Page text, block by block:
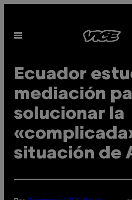
contenido
Abrir
Ecuador
mediación
solucionar la
situación de